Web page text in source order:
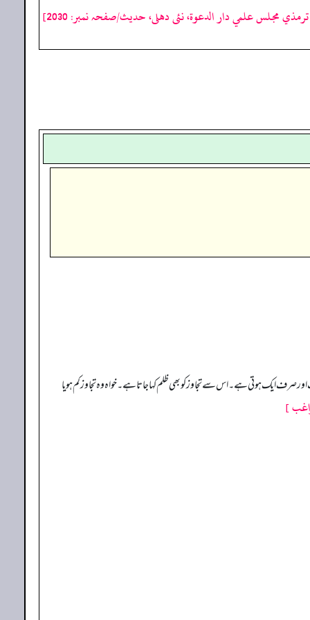
مجلس علمي دار الدعوة، نئى دهلى، حدیث/صفحہ نمبر: 2030]
ایک ہوتی ہے۔ اس سے تجاوز کو بھی ظلم کہا جاتا ہے۔ خواہ وہ تجاوز کم ہو یا
]